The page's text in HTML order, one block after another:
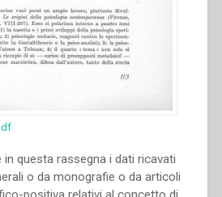
questa rassegna i dati ricavati
o da monografie o da articoli